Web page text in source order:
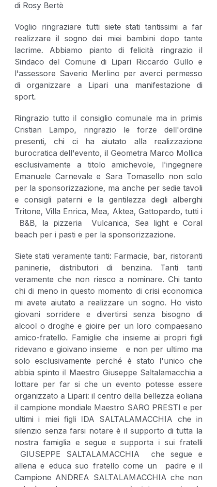
di Rosy Bertè
Voglio ringraziare tutti siete stati tantissimi a far
realizzare il sogno dei miei bambini dopo tante
lacrime. Abbiamo pianto di felicità ringrazio il
Sindaco del Comune di Lipari Riccardo Gullo e
l'assessore Saverio Merlino per averci permesso
di organizzare a Lipari una manifestazione di
sport.
Ringrazio tutto il consiglio comunale ma in primis
Cristian Lampo, ringrazio le forze dell'ordine
presenti, chi ci ha aiutato alla realizzazione
burocratica dell'evento, il Geometra Marco Mollica
esclusivamente a titolo amichevole, l'ingegnere
Emanuele Carnevale e Sara Tomasello non solo
per la sponsorizzazione, ma anche per sedie tavoli
e consigli paterni e la gentilezza degli alberghi
Tritone, Villa Enrica, Mea, Aktea, Gattopardo, tutti i
B&B, la pizzeria Vulcanica, Sea light e Coral
beach per i pasti e per la sponsorizzazione.
Siete stati veramente tanti: Farmacie, bar, ristoranti
paninerie, distributori di benzina. Tanti tanti
veramente che non riesco a nominare. Chi tanto
chi di meno in questo momento di crisi economica
mi avete aiutato a realizzare un sogno. Ho visto
giovani sorridere e divertirsi senza bisogno di
alcool o droghe e gioire per un loro compaesano
amico-fratello. Famiglie che insieme ai propri figli
ridevano e gioivano insieme e non per ultimo ma
solo esclusivamente perché è stato l'unico che
abbia spinto il Maestro Giuseppe Saltalamacchia a
lottare per far si che un evento potesse essere
organizzato a Lipari: il centro della bellezza eoliana
il campione mondiale Maestro SARO PRESTI e per
ultimi i miei figli IDA SALTALAMACCHIA che in
silenzio senza farsi notare è il supporto di tutta la
nostra famiglia e segue e supporta i sui fratelli
GIUSEPPE SALTALAMACCHIA che segue e
allena e educa suo fratello come un padre e il
Campione ANDREA SALTALAMACCHIA che non